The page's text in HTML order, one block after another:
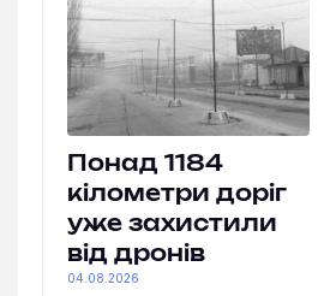
Понад 1184
кілометри доріг
уже захистили
від дронів
04.08.2026